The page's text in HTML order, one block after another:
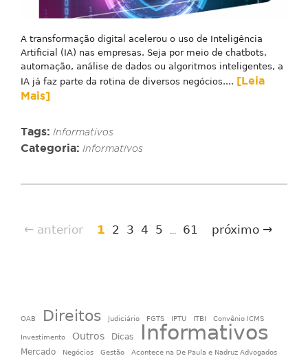
A transformação digital acelerou o uso de Inteligência
Artificial (IA) nas empresas. Seja por meio de chatbots,
automação, análise de dados ou algoritmos inteligentes, a
IA já faz parte da rotina de diversos negócios.... [Leia
Mais]
Tags: Informativos
Categoria: Informativos
← anterior 1 2 3 4 5 61 próximo →
OAB Direitos Judiciário FGTS IPTU ITBI Convênio ICMS
Investimento Outros Dicas Informativos
Mercado Negócios Gestão
Acontece na De Paula e Nadruz Advogados